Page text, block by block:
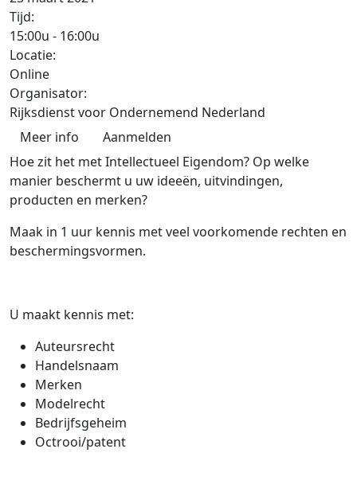
Tijd:
15:00u - 16:00u
Locatie:
Online
Organisator:
Rijksdienst voor Ondernemend Nederland
Meer info
Aanmelden
Hoe zit het met Intellectueel Eigendom? Op welke
manier beschermt u uw ideeën, uitvindingen,
producten en merken?
Maak in 1 uur kennis met veel voorkomende rechten en
beschermingsvormen.
U maakt kennis met:
Auteursrecht
Handelsnaam
Merken
Modelrecht
Bedrijfsgeheim
Octrooi/patent